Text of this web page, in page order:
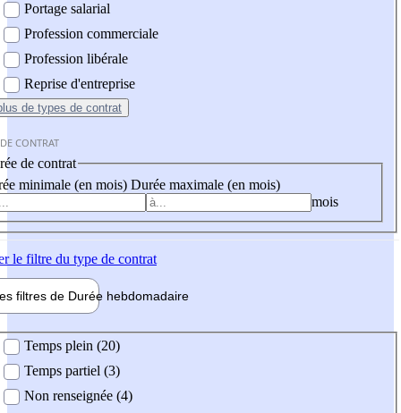
Portage salarial
Profession commerciale
Profession libérale
Reprise d'entreprise
de types de contrat
CONTRAT
de contrat
minimale (en mois) Durée maximale (en mois)
mois
le filtre du type de contrat
filtres de Durée hebdomadaire
Temps plein (20)
Temps partiel (3)
Non renseignée (4)